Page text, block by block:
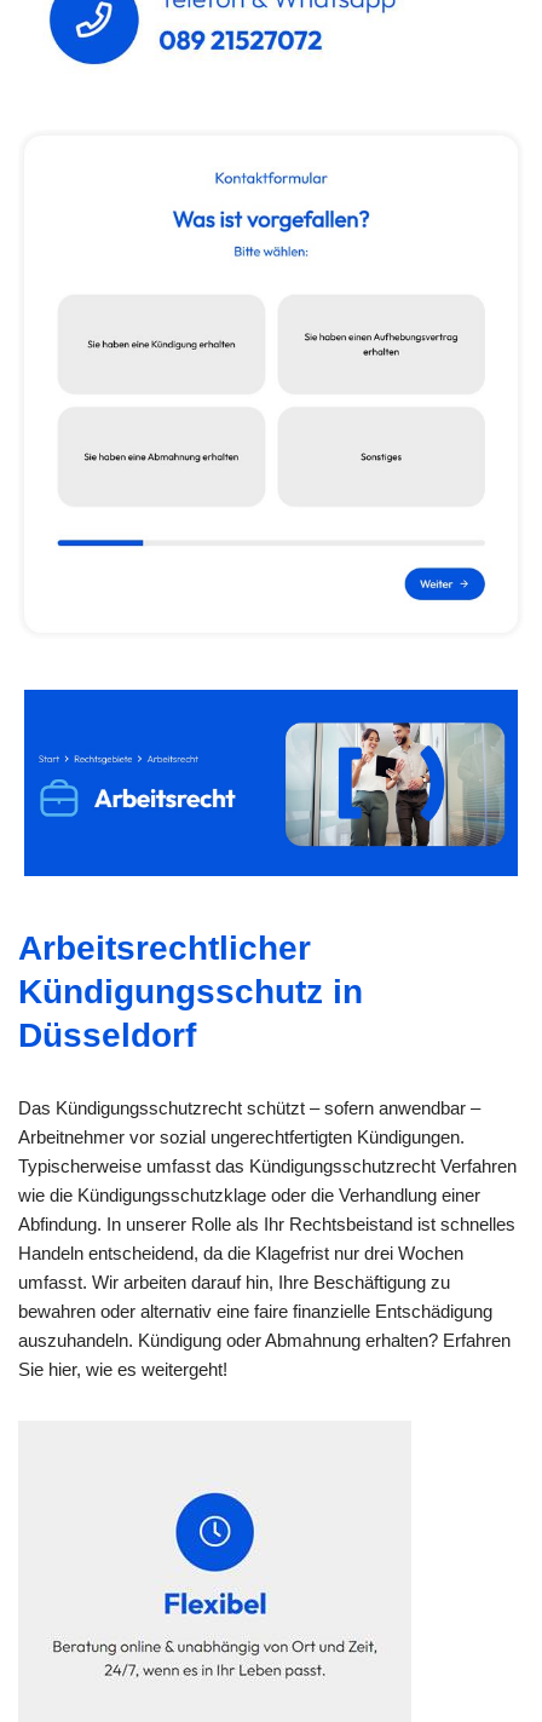
Arbeitsrechtlicher
Kündigungsschutz in
Düsseldorf
Das Kündigungsschutzrecht schützt – sofern anwendbar –
Arbeitnehmer vor sozial ungerechtfertigten Kündigungen.
Typischerweise umfasst das Kündigungsschutzrecht Verfahren
wie die Kündigungsschutzklage oder die Verhandlung einer
Abfindung. In unserer Rolle als Ihr Rechtsbeistand ist schnelles
Handeln entscheidend, da die Klagefrist nur drei Wochen
umfasst. Wir arbeiten darauf hin, Ihre Beschäftigung zu
bewahren oder alternativ eine faire finanzielle Entschädigung
auszuhandeln. Kündigung oder Abmahnung erhalten? Erfahren
Sie hier, wie es weitergeht!